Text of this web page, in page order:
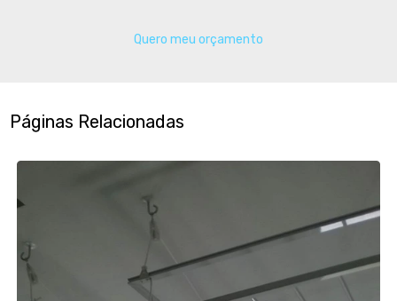
Quero meu orçamento
Páginas Relacionadas